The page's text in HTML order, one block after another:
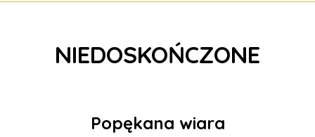
NIEDOSKOŃCZONE
Popękana wiara